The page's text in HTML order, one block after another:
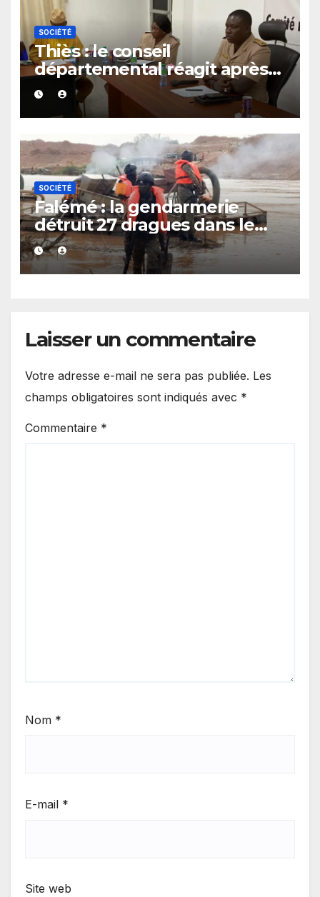
SOCIÉTÉ
Thiès : le conseil
départemental réagit après
le rappel à l’ordre du
gouverneur
SOCIÉTÉ
Falémé : la gendarmerie
détruit 27 dragues dans le
cadre de la lutte contre
l’exploitation illégale
Laisser un commentaire
Votre adresse e-mail ne sera pas publiée. Les
champs obligatoires sont indiqués avec *
Commentaire *
Nom *
E-mail *
Site web